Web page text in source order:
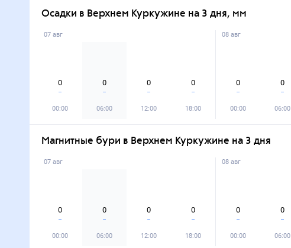
Осадки в Верхнем Куркужине на 3 дня, мм
07 авг
0
00:00
0
06:00
0
12:00
0
18:00
08 авг
0
00:00
0
06:00
Магнитные бури в Верхнем Куркужине на 3 дня
07 авг
0
00:00
0
06:00
0
12:00
0
18:00
08 авг
0
00:00
0
06:00